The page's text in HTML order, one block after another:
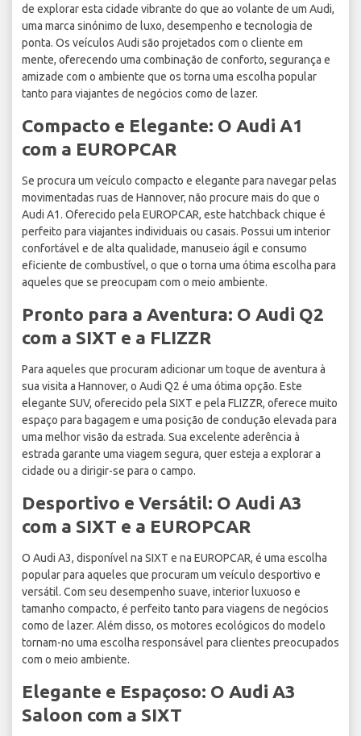
de explorar esta cidade vibrante do que ao volante de um Audi,
uma marca sinónimo de luxo, desempenho e tecnologia de
ponta. Os veículos Audi são projetados com o cliente em
mente, oferecendo uma combinação de conforto, segurança e
amizade com o ambiente que os torna uma escolha popular
tanto para viajantes de negócios como de lazer.
Compacto e Elegante: O Audi A1
com a EUROPCAR
Se procura um veículo compacto e elegante para navegar pelas
movimentadas ruas de Hannover, não procure mais do que o
Audi A1. Oferecido pela EUROPCAR, este hatchback chique é
perfeito para viajantes individuais ou casais. Possui um interior
confortável e de alta qualidade, manuseio ágil e consumo
eficiente de combustível, o que o torna uma ótima escolha para
aqueles que se preocupam com o meio ambiente.
Pronto para a Aventura: O Audi Q2
com a SIXT e a FLIZZR
Para aqueles que procuram adicionar um toque de aventura à
sua visita a Hannover, o Audi Q2 é uma ótima opção. Este
elegante SUV, oferecido pela SIXT e pela FLIZZR, oferece muito
espaço para bagagem e uma posição de condução elevada para
uma melhor visão da estrada. Sua excelente aderência à
estrada garante uma viagem segura, quer esteja a explorar a
cidade ou a dirigir-se para o campo.
Desportivo e Versátil: O Audi A3
com a SIXT e a EUROPCAR
O Audi A3, disponível na SIXT e na EUROPCAR, é uma escolha
popular para aqueles que procuram um veículo desportivo e
versátil. Com seu desempenho suave, interior luxuoso e
tamanho compacto, é perfeito tanto para viagens de negócios
como de lazer. Além disso, os motores ecológicos do modelo
tornam-no uma escolha responsável para clientes preocupados
com o meio ambiente.
Elegante e Espaçoso: O Audi A3
Saloon com a SIXT